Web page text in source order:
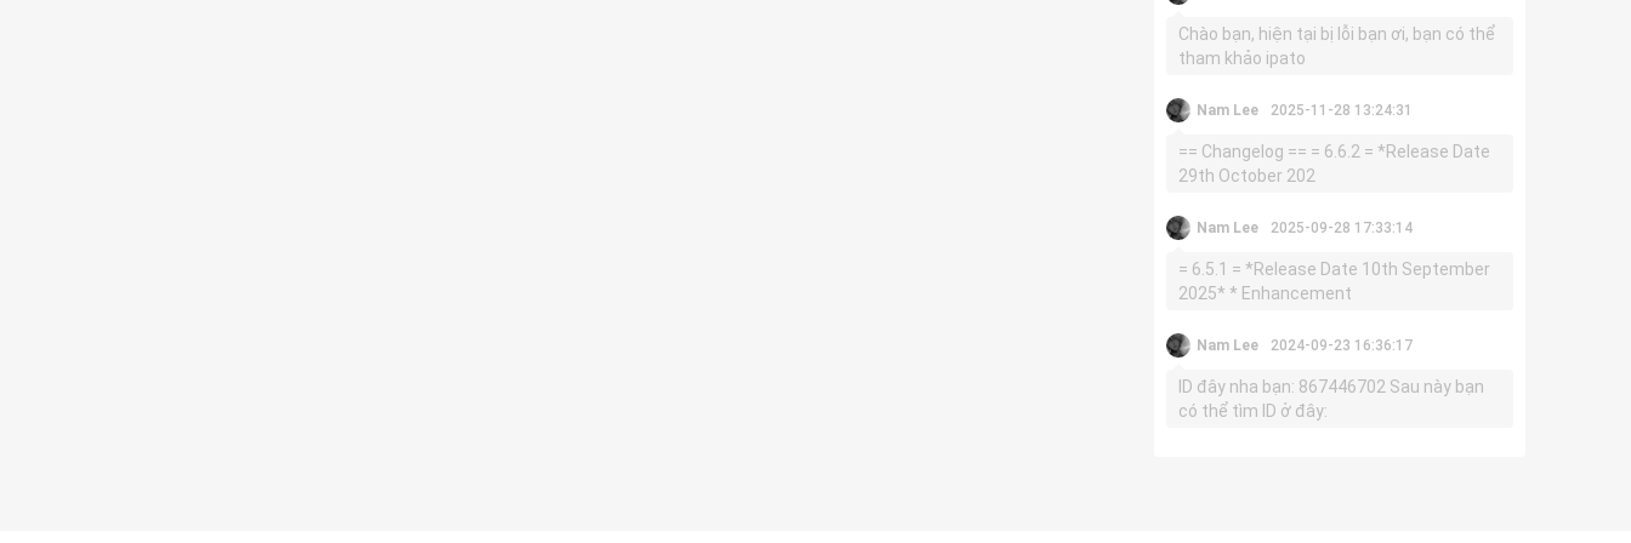
Chào bạn, hiện tại bị lỗi bạn ơi, bạn có thể
tham khảo ipato
Nam Lee 2025-11-28 13:24:31
== Changelog == = 6.6.2 = *Release Date
29th October 202
Nam Lee 2025-09-28 17:33:14
= 6.5.1 = *Release Date 10th September
2025* * Enhancement
Nam Lee 2024-09-23 16:36:17
ID đây nha bạn: 867446702 Sau này bạn
có thể tìm ID ở đây: